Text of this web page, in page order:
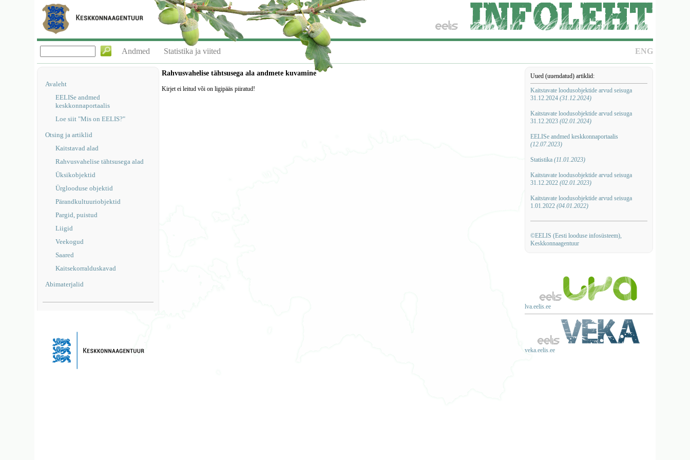
ENG
Andmed Statistika ja viited
Avaleht
EELISe andmed
keskkonnaportaalis
Loe siit "Mis on EELIS?"
Otsing ja artiklid
Kaitstavad alad
Rahvusvahelise tähtsusega alad
Üksikobjektid
Ürglooduse objektid
Pärandkultuuriobjektid
Pargid, puistud
Liigid
Veekogud
Saared
Kaitsekorralduskavad
Abimaterjalid
Uued (uuendatud) artiklid:
Kaitstavate loodusobjektide arvud seisuga
31.12.2024 (31.12.2024)
Kaitstavate loodusobjektide arvud seisuga
31.12.2023 (02.01.2024)
EELISe andmed keskkonnaportaalis
(12.07.2023)
Statistika (11.01.2023)
Kaitstavate loodusobjektide arvud seisuga
31.12.2022 (02.01.2023)
Kaitstavate loodusobjektide arvud seisuga
1.01.2022 (04.01.2022)
©EELIS (Eesti looduse infosüsteem),
Keskkonnaagentuur
lva.eelis.ee
veka.eelis.ee
Rahvusvahelise tähtsusega ala andmete kuvamine
Kirjet ei leitud või on ligipääs piiratud!